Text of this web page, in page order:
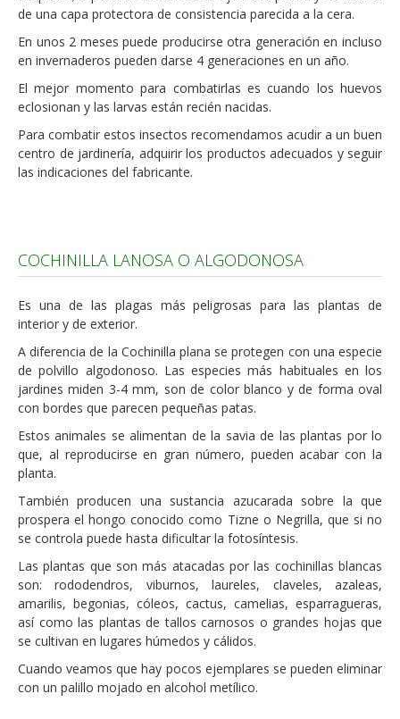
de una capa protectora de consistencia parecida a la cera.
En unos 2 meses puede producirse otra generación en incluso
en invernaderos pueden darse 4 generaciones en un año.
El mejor momento para combatirlas es cuando los huevos
eclosionan y las larvas están recién nacidas.
Para combatir estos insectos recomendamos acudir a un buen
centro de jardinería, adquirir los productos adecuados y seguir
las indicaciones del fabricante.
COCHINILLA LANOSA O ALGODONOSA
Es una de las plagas más peligrosas para las plantas de
interior y de exterior.
A diferencia de la Cochinilla plana se protegen con una especie
de polvillo algodonoso. Las especies más habituales en los
jardines miden 3-4 mm, son de color blanco y de forma oval
con bordes que parecen pequeñas patas.
Estos animales se alimentan de la savia de las plantas por lo
que, al reproducirse en gran número, pueden acabar con la
planta.
También producen una sustancia azucarada sobre la que
prospera el hongo conocido como Tizne o Negrilla, que si no
se controla puede hasta dificultar la fotosíntesis.
Las plantas que son más atacadas por las cochinillas blancas
son: rododendros, viburnos, laureles, claveles, azaleas,
amarilis, begonias, cóleos, cactus, camelias, esparragueras,
así como las plantas de tallos carnosos o grandes hojas que
se cultivan en lugares húmedos y cálidos.
Cuando veamos que hay pocos ejemplares se pueden eliminar
con un palillo mojado en alcohol metílico.